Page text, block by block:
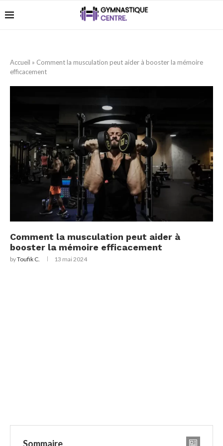
Accueil » Comment la musculation peut aider à booster la mémoire
efficacement
Comment la musculation peut aider à
booster la mémoire efficacement
byToufik C. 13 mai 2024
Sommaire